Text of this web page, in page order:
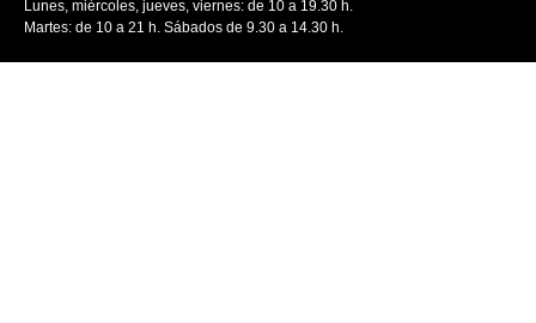
Lunes, miércoles, jueves, viernes: de 10 a 19.30 h.
Martes: de 10 a 21 h. Sábados de 9.30 a 14.30 h.